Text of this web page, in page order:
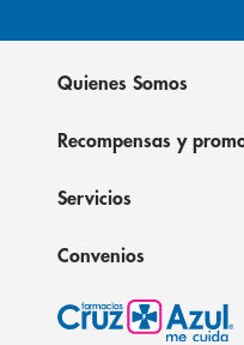
Quienes Somos
Recompensas y
Servicios
Convenios